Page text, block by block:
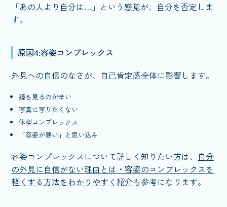
「あの人より自分は…」という感覚が、自分を否定しま
す。
原因4:容姿コンプレックス
外見への自信のなさが、自己肯定感全体に影響します。
鏡を見るのが辛い
写真に写りたくない
体型コンプレックス
「容姿が悪い」と思い込み
容姿コンプレックスについて詳しく知りたい方は、 自分
の外見に自信がない理由とは・容姿のコンプレックスを
軽くする方法をわかりやすく紹介も参考になります。